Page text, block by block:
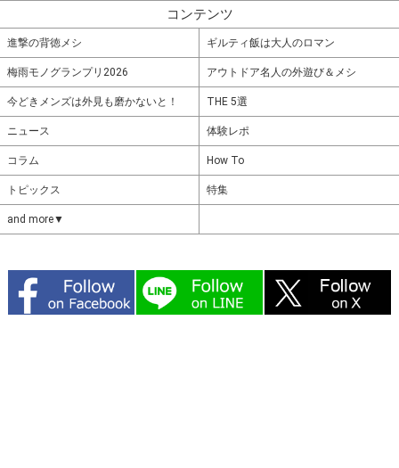
コンテンツ
進撃の背徳メシ ギルティ飯は大人のロマン
梅雨モノグランプリ2026 アウトドア名人の外遊び＆メシ
今どきメンズは外見も磨かないと！ THE 5選
ニュース 体験レポ
コラム How To
トピックス 特集
and more▼